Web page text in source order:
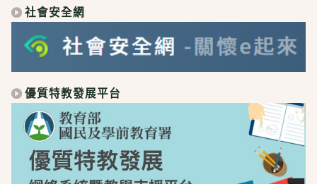
社會安全網
優質特教發展平台